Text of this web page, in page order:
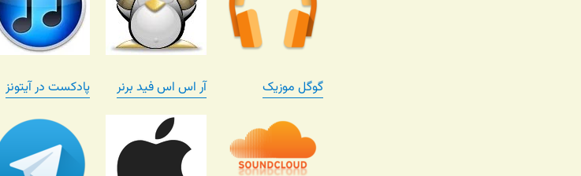
گوگل موزیک آر اس اس فید برنر پادکست در آیتونز